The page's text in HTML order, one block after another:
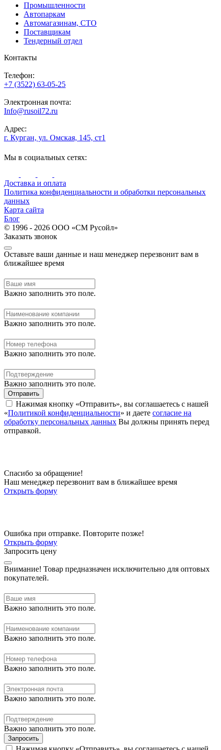
Промышленности
Автопаркам
Автомагазинам, СТО
Поставщикам
Тендерный отдел
Контакты
Телефон:
+7 (3522) 63-05-25
Электронная почта:
Info@rusoil72.ru
Адрес:
г. Курган, ул. Омская, 145, ст1
Мы в социальных сетях:
Доставка и оплата
Политика конфиденциальности и обработки персональных
данных
Карта сайта
Блог
© 1996 - 2026 ООО «СМ Русойл»
Заказать звонок
Оставьте ваши данные и наш менеджер перезвонит вам в
ближайшее время
Важно заполнить это поле.
Важно заполнить это поле.
Важно заполнить это поле.
Важно заполнить это поле.
Отправить
Нажимая кнопку «Отправить», вы соглашаетесь с нашей
«Политикой конфиденциальности» и даете согласие на
обработку персональных данных Вы должны принять перед
отправкой.
Спасибо за обращение!
Наш менеджер перезвонит вам в ближайшее время
Открыть форму
Ошибка при отправке. Повторите позже!
Открыть форму
Запросить цену
Внимание! Товар предназначен исключительно для оптовых
покупателей.
Важно заполнить это поле.
Важно заполнить это поле.
Важно заполнить это поле.
Важно заполнить это поле.
Важно заполнить это поле.
Запросить